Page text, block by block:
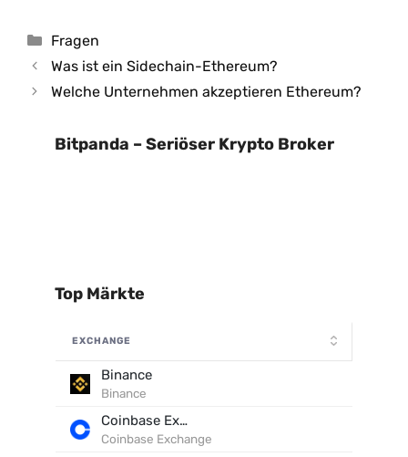
Kategorien
Fragen
Was ist ein Sidechain-Ethereum?
Welche Unternehmen akzeptieren Ethereum?
Bitpanda – Seriöser Krypto Broker
Top Märkte
EXCHANGE
Binance
Binance
Coinbase Exchange
Coinbase Exchange